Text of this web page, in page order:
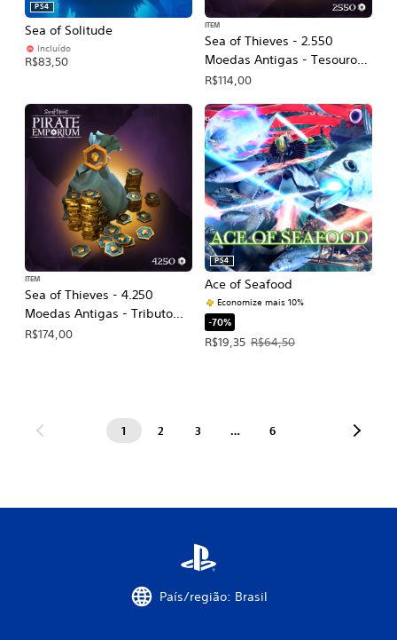
Sea of Solitude
PS4
Incluído
R$83,50
Sea of Thieves - 2.550
Moedas Antigas - Tesouro
Real dos Ancestrais
ITEM
R$114,00
Sea of Thieves - 4.250
Moedas Antigas - Tributo
Cintilante dos Ancestrais
ITEM
R$174,00
Ace of Seafood
PS4
Economize mais 10%
-70%
R$19,35
Preço da oferta: R$19,35. Preço
R$64,50
1 2 3 … 6
País/região: Brasil